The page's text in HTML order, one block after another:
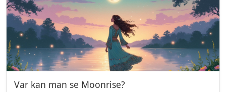
Var kan man se Moonrise?